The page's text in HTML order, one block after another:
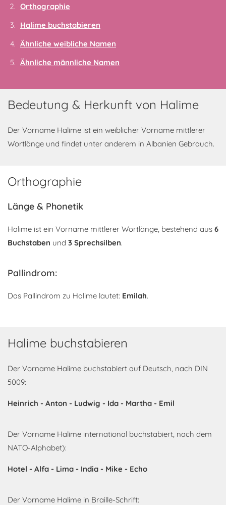
Orthographie
Halime buchstabieren
Ähnliche weibliche Namen
Ähnliche männliche Namen
Bedeutung & Herkunft von Halime
Der Vorname Halime ist ein weiblicher Vorname mittlerer
Wortlänge und findet unter anderem in Albanien Gebrauch.
Orthographie
Länge & Phonetik
Halime ist ein Vorname mittlerer Wortlänge, bestehend aus 6
Buchstaben und 3 Sprechsilben.
Pallindrom:
Das Pallindrom zu Halime lautet: Emilah.
Halime buchstabieren
Der Vorname Halime buchstabiert auf Deutsch, nach DIN
5009:
Heinrich - Anton - Ludwig - Ida - Martha - Emil
Der Vorname Halime international buchstabiert, nach dem
NATO-Alphabet):
Hotel - Alfa - Lima - India - Mike - Echo
Der Vorname Halime in Braille-Schrift: